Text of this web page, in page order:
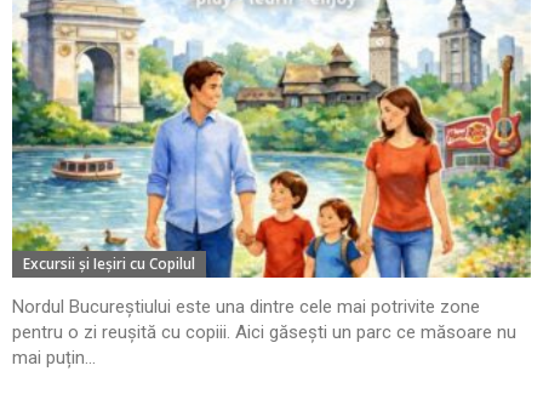
Excursii şi Ieşiri cu Copilul
Nordul Bucureștiului este una dintre cele mai potrivite zone
pentru o zi reușită cu copiii. Aici găsești un parc ce măsoare nu
mai puțin...